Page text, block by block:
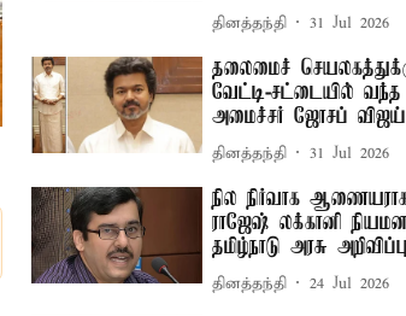
தினத்தந்தி 31 Jul 2026
தலைமைச்
வேட்டி-சட்டையில் வந்த
அமைச்சர் ஜோசப் விஜய்
தினத்தந்தி 31 Jul 2026
நில நிர்வாக
ராஜேஷ் லக்கானி
தமிழ்நாடு அரசு அறிவிப்பு
தினத்தந்தி 24 Jul 2026